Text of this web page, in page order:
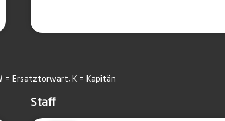
= Ersatztorwart, K = Kapitän
Staff